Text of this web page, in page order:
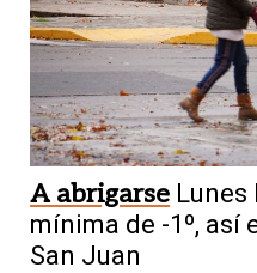
A abrigarse
mínima de -1º, así
San Juan